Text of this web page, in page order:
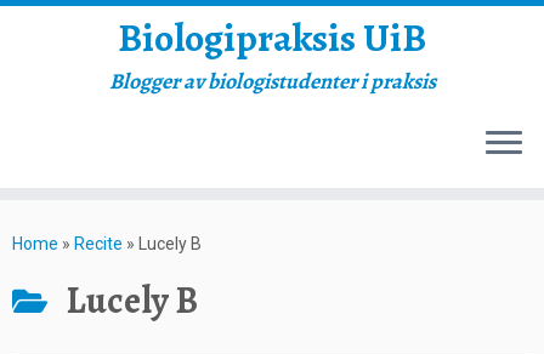
to
Biologipraksis UiB
Blogger av biologistudenter i praksis
Home » Recite » Lucely B
Lucely B